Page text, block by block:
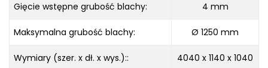
Gięcie wstępne grubość blachy: 4 mm
Maksymalna grubość blachy: Ø 1250 mm
Wymiary (szer. x dł. x wys.)::
4040 x 1140 x 1040